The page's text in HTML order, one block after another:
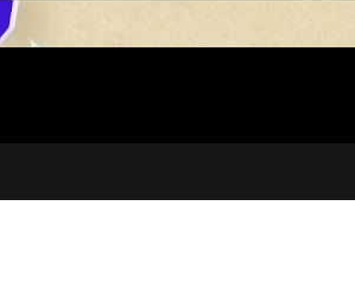
Contenuto non disponibile. Accetta la